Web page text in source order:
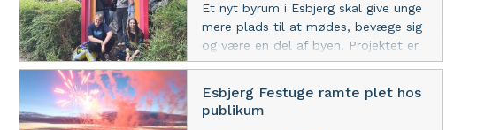
Et nyt byrum i Esbjerg skal give unge
mere plads til at mødes, bevæge sig
og være en del af byen. Projektet er
udviklet med lokale teenagepiger og
åbent fælles sted. Samtidig
opgraderes den nærliggende
Esbjerg Festuge ramte plet hos
publikum